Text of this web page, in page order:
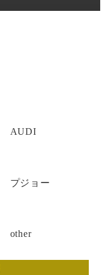
AUDI
プジョー
other